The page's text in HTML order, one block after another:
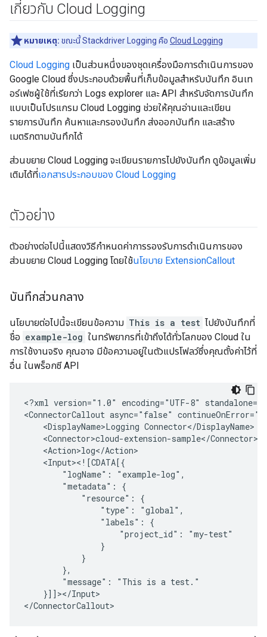
เกี่ยวกับ Cloud Logging
หมายเหตุ: ขณะนี้ Stackdriver Logging คือ Cloud Logging
Cloud Logging เป็นส่วนหนึ่งของชุดเครื่องมือการดำเนินการของ
Google Cloud ซึ่งประกอบด้วยพื้นที่เก็บข้อมูลสำหรับบันทึก อินเท
อร์เฟซผู้ใช้ที่เรียกว่า Logs explorer และ API สำหรับจัดการบันทึก
แบบเป็นโปรแกรม Cloud Logging ช่วยให้คุณอ่านและเขียน
รายการบันทึก ค้นหาและกรองบันทึก ส่งออกบันทึก และสร้าง
เมตริกตามบันทึกได้
ส่วนขยาย Cloud Logging จะเขียนรายการไปยังบันทึก ดูข้อมูลเพิ่ม
เติมได้ที่เอกสารประกอบของ Cloud Logging
ตัวอย่าง
ตัวอย่างต่อไปนี้แสดงวิธีกำหนดค่าการรองรับการดำเนินการของ
ส่วนขยาย Cloud Logging โดยใช้นโยบาย ExtensionCallout
บันทึกส่วนกลาง
นโยบายต่อไปนี้จะเขียนข้อความ This is a test ไปยังบันทึกที่
ชื่อ example-log ในทรัพยากรที่เข้าถึงได้ทั่วโลกของ Cloud ใน
การใช้งานจริง คุณอาจ มีข้อความอยู่ในตัวแปรโฟลว์ซึ่งคุณตั้งค่าไว้ที่
อื่น ในพร็อกซี API
<?xml version="1.0" encoding="UTF-8"
<ConnectorCallout async="false"
<DisplayName>Logging
"logName":
"metadata":
"resource":
"type":
"labels":
"project_id":
"message":
"This is a
}]]></Input>